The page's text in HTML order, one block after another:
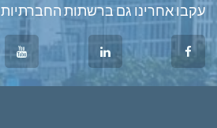
עקבו אחרינו גם ברשתות החברתיות